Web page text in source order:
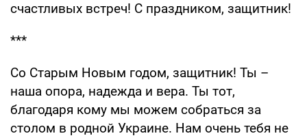
счастливых встреч! С праздником, защитник!
***
Со Старым Новым годом, защитник! Ты –
наша опора, надежда и вера. Ты тот,
благодаря кому мы можем собраться за
столом в родной Украине. Нам очень тебя не